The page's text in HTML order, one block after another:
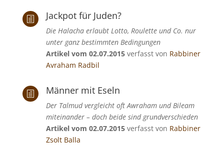
h Jackpot für Juden?
Die Halacha erlaubt Lotto, Roulette und Co. nur
unter ganz bestimmten Bedingungen
Artikel vom 02.07.2015verfasst von Rabbiner
Avraham Radbil
h Männer mit Eseln
Der Talmud vergleicht oft Awraham und Bileam
miteinander – doch beide sind grundverschieden
Artikel vom 02.07.2015verfasst von Rabbiner
Zsolt Balla